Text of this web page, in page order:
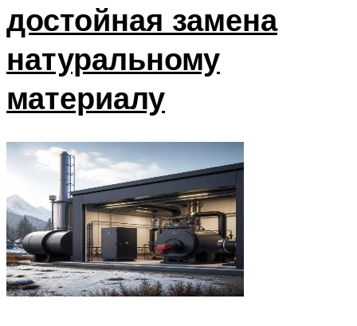
достойная замена
натуральному
материалу